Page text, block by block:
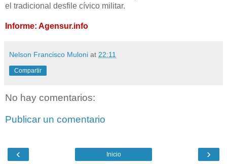
el tradicional desfile cívico militar.
Informe: Agensur.info
Nelson Francisco Muloni at 22:11
Compartir
No hay comentarios:
Publicar un comentario
‹ ›
Inicio